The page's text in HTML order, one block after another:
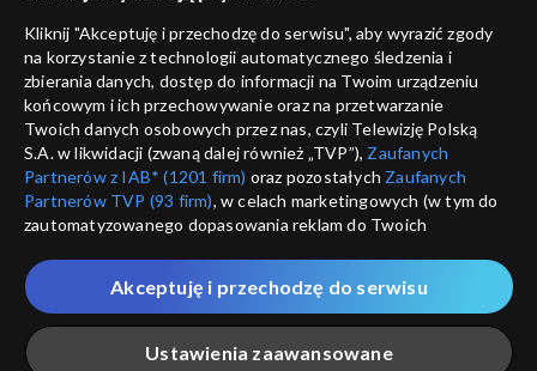
ANULUJ
informacje o dostawcy usług
Kliknij "Akceptuję i przechodzę do serwisu", aby wyrazić zgody
na korzystanie z technologii automatycznego śledzenia i
zbierania danych, dostęp do informacji na Twoim urządzeniu
końcowym i ich przechowywanie oraz na przetwarzanie
Twoich danych osobowych przez nas, czyli Telewizję Polską
S.A. w likwidacji (zwaną dalej również „TVP”), Zaufanych
Partnerów z IAB* (1201 firm) oraz pozostałych Zaufanych
Partnerów TVP (93 firm), w celach marketingowych (w tym do
zautomatyzowanego dopasowania reklam do Twoich
które wskazujemy poniżej, a także zgody na udostępnianie
przez nas identyfikatora PPID do Google.
Twoje dane osobowe zbierane podczas odwiedzania przez
Ciebie naszych
poszczególnych serwisówzwanych dalej
Ustawienia zaawansowane
Akceptuję i przechodzę do serwisu